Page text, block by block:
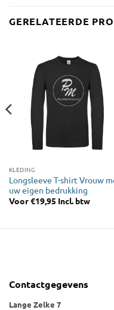
GERELATEERDE
KLEDING
Longsleeve T-shirt Vrouw
uw eigen bedrukking
Voor€19,95 Incl. btw
Contactgegevens
Lange Zelke 7